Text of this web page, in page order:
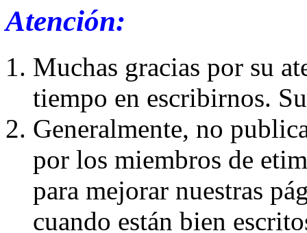
Atención:
Muchas gracias por su
tiempo en escribirnos.
Generalmente, no
por los miembros de
para mejorar nuestras
cuando están bien